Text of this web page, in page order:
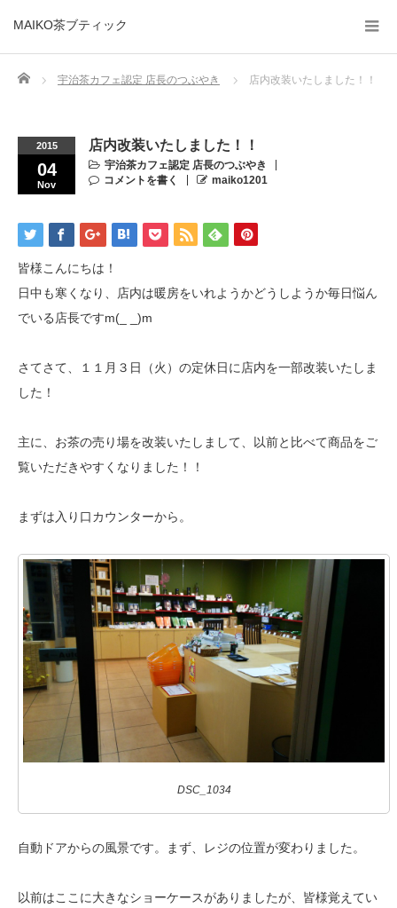
MAIKO茶ブティック
Home 宇治茶カフェ認定 店長のつぶやき 店内改装いたしました！！
2015
04
Nov
店内改装いたしました！！
宇治茶カフェ認定 店長のつぶやき
コメントを書く
maiko1201
皆様こんにちは！
日中も寒くなり、店内は暖房をいれようかどうしようか毎日悩ん
でいる店長ですm(_ _)m
さてさて、１１月３日（火）の定休日に店内を一部改装いたしま
した！
主に、お茶の売り場を改装いたしまして、以前と比べて商品をご
覧いただきやすくなりました！！
まずは入り口カウンターから。
DSC_1034
自動ドアからの風景です。まず、レジの位置が変わりました。
以前はここに大きなショーケースがありましたが、皆様覚えてい